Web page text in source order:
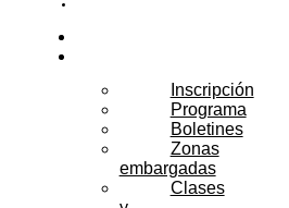
Inscripción
Programa
Boletines
Zonas
embargadas
Clases